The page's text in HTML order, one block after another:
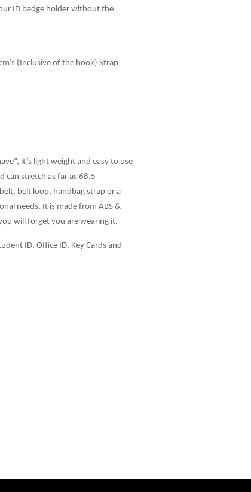
ID badge holder without the
(Inclusive of the hook) Strap
it’s light weight and easy to use
can stretch as far as 68.5
belt loop, handbag strap or a
needs. It is made from ABS &
will forget you are wearing it.
ID, Office ID, Key Cards and